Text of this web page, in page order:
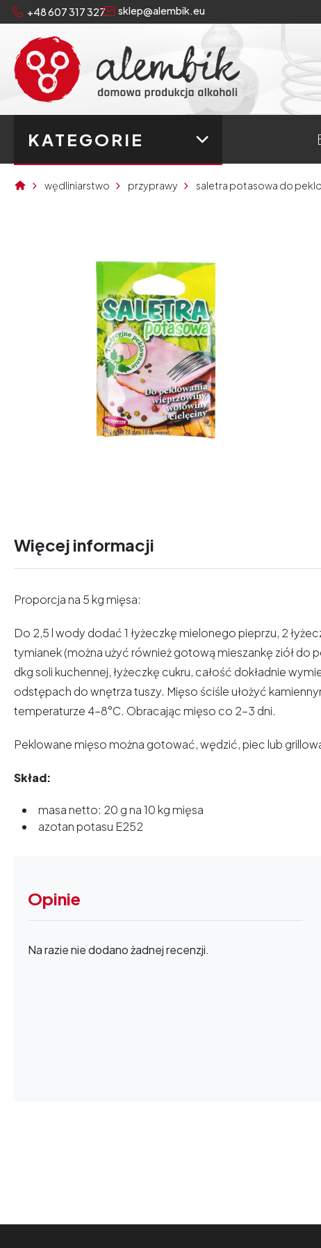
+48 607 317 327 sklep@alembik.eu
KATEGORIE
wędliniarstwo przyprawy saletra potasowa do
Więcej informacji
Proporcja na 5 kg mięsa:
Do 2,5 l wody dodać 1 łyżeczkę mielonego pieprzu, 2
tymianek (można użyć również gotową mieszankę ziół
dkg soli kuchennej, łyżeczkę cukru, całość dokładnie
odstępach do wnętrza tuszy. Mięso ściśle ułożyć
temperaturze 4–8°C. Obracając mięso co 2–3 dni.
Peklowane mięso można gotować, wędzić, piec lub
Skład:
masa netto: 20 g na 10 kg mięsa
azotan potasu E252
Opinie
Na razie nie dodano żadnej recenzji.